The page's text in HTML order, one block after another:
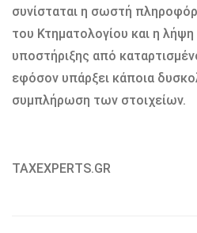
συνίσταται η σωστή
του Κτηματολογίου και η
υποστήριξης από
εφόσον υπάρξει κάποια
συμπλήρωση των στοιχείων.
TAXEXPERTS.GR